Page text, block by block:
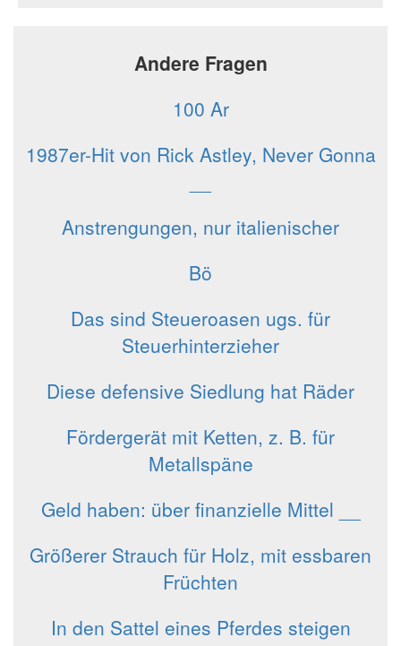
Andere Fragen
100 Ar
1987er-Hit von Rick Astley, Never Gonna
Anstrengungen, nur italienischer
Bö
Das sind Steueroasen ugs. für
Steuerhinterzieher
Diese defensive Siedlung hat Räder
Fördergerät mit Ketten, z. B. für
Metallspäne
Geld haben: über finanzielle Mittel __
Größerer Strauch für Holz, mit essbaren
Früchten
In den Sattel eines Pferdes steigen